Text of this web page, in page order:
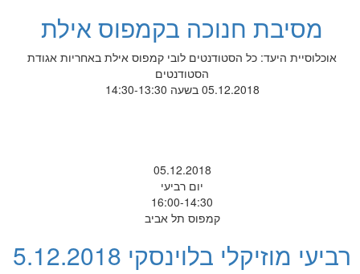
מסיבת חנוכה בקמפוס אילת
אוכלוסיית היעד: כל הסטודנטים לובי קמפוס אילת באחריות אגודת
הסטודנטים
05.12.2018 בשעה 14:30-13:30
05.12.2018
יום רביעי
16:00-14:30
קמפוס תל אביב
רביעי מוזיקלי בלוינסקי 5.12.2018